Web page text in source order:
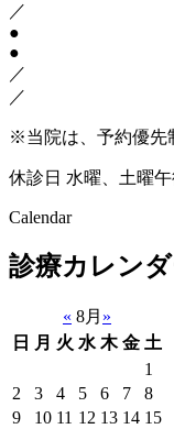
／
●
●
／
／
※当院は、予約優先
休診日 水曜、土曜
Calendar
診療カレン
« 8月 »
日
月 火 水 木 金 土
1
2
3 4 5 6 7
8
9
10 11 12 13 14 15